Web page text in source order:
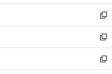
ウ
ィ
ン
ド
ウ
で
開
し
い
ウ
ィ
ン
ド
ウ
新
し
い
ウ
ィ
ン
新
し
い
ウ
新
し